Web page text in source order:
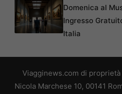
Domenica al
Ingresso
Italia
Viagginews.com di proprietà
Nicola Marchese 10, 00141